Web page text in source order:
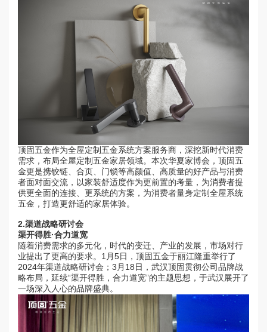
顶固五金作为全屋定制五金系统方案服务商，深挖新时代消费
需求，布局全屋定制五金家居领域。本次华夏家博会，顶固五
金更是携铰链、合页、门锁等高颜值、高质量的好产品与消费
者面对面交流，以家装舒适度作为更前置的考量，为消费者提
供更全面的连接、更系统的方案，为消费者量身定制全屋系统
五金，打造更舒适的家居体验。
2.渠道战略研讨会
渠开得胜·合力道宽
随着消费需求的多元化，时代的变迁、产业的发展，市场对行
业提出了更高的要求。1月5日，顶固五金于丽江隆重举行了
2024年渠道战略研讨会；3月18日，武汉顶固贯彻公司品牌战
略布局，延续“渠开得胜，合力道宽”的主题思想，于武汉展开了
一场深入人心的品牌盛典。